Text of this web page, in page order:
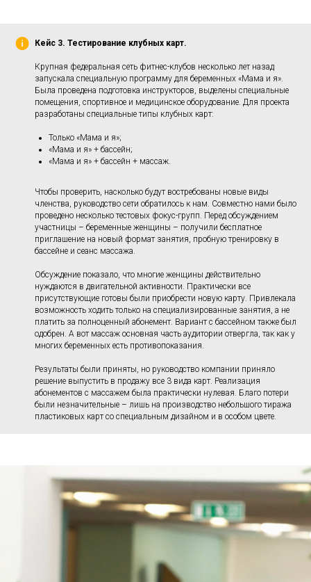
Кейс 3. Тестирование клубных карт.
Крупная федеральная сеть фитнес-клубов несколько лет назад
запускала специальную программу для беременных «Мама и я».
Была проведена подготовка инструкторов, выделены специальные
помещения, спортивное и медицинское оборудование. Для проекта
разработаны специальные типы клубных карт:
Только «Мама и я»;
«Мама и я» + бассейн;
«Мама и я» + бассейн + массаж.
Чтобы проверить, насколько будут востребованы новые виды
членства, руководство сети обратилось к нам. Совместно нами было
проведено несколько тестовых фокус-групп. Перед обсуждением
участницы – беременные женщины – получили бесплатное
приглашение на новый формат занятия, пробную тренировку в
бассейне и сеанс массажа.
Обсуждение показало, что многие женщины действительно
нуждаются в двигательной активности. Практически все
присутствующие готовы были приобрести новую карту. Привлекала
возможность ходить только на специализированные занятия, а не
платить за полноценный абонемент. Вариант с бассейном также был
одобрен. А вот массаж основная часть аудитории отвергла, так как у
многих беременных есть противопоказания.
Результаты были приняты, но руководство компании приняло
решение выпустить в продажу все 3 вида карт. Реализация
абонементов с массажем была практически нулевая. Благо потери
были незначительные – лишь на производство небольшого тиража
пластиковых карт со специальным дизайном и в особом цвете.